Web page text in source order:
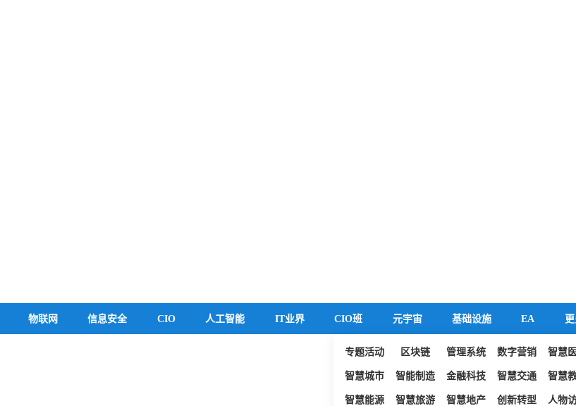
物联网 信息安全 CIO 人工智能 IT业界 CIO班 元宇宙 基础设施 EA
专题活动 区块链 管理系统 数字营销 智慧
智慧城市 智能制造 金融科技 智慧交通 智慧
智慧能源 智慧旅游 智慧地产 创新转型 人物